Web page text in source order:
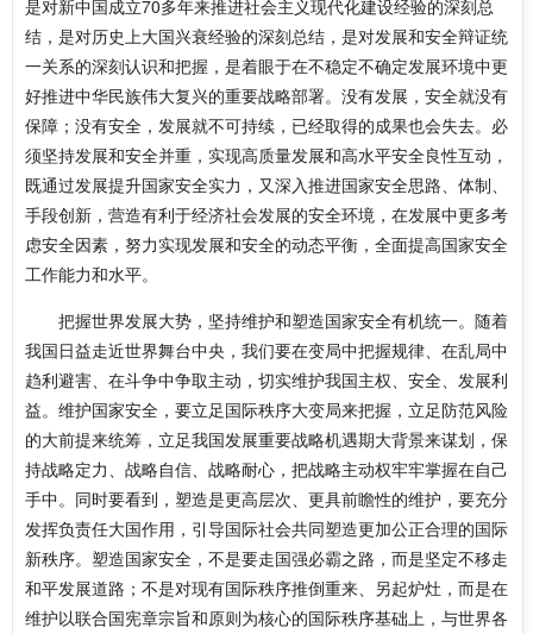
是对新中国成立70多年来推进社会主义现代化建设经验的深刻总
结，是对历史上大国兴衰经验的深刻总结，是对发展和安全辩证统
一关系的深刻认识和把握，是着眼于在不稳定不确定发展环境中更
好推进中华民族伟大复兴的重要战略部署。没有发展，安全就没有
保障；没有安全，发展就不可持续，已经取得的成果也会失去。必
须坚持发展和安全并重，实现高质量发展和高水平安全良性互动，
既通过发展提升国家安全实力，又深入推进国家安全思路、体制、
手段创新，营造有利于经济社会发展的安全环境，在发展中更多考
虑安全因素，努力实现发展和安全的动态平衡，全面提高国家安全
工作能力和水平。
把握世界发展大势，坚持维护和塑造国家安全有机统一。随着
我国日益走近世界舞台中央，我们要在变局中把握规律、在乱局中
趋利避害、在斗争中争取主动，切实维护我国主权、安全、发展利
益。维护国家安全，要立足国际秩序大变局来把握，立足防范风险
的大前提来统筹，立足我国发展重要战略机遇期大背景来谋划，保
持战略定力、战略自信、战略耐心，把战略主动权牢牢掌握在自己
手中。同时要看到，塑造是更高层次、更具前瞻性的维护，要充分
发挥负责任大国作用，引导国际社会共同塑造更加公正合理的国际
新秩序。塑造国家安全，不是要走国强必霸之路，而是坚定不移走
和平发展道路；不是对现有国际秩序推倒重来、另起炉灶，而是在
维护以联合国宪章宗旨和原则为核心的国际秩序基础上，与世界各